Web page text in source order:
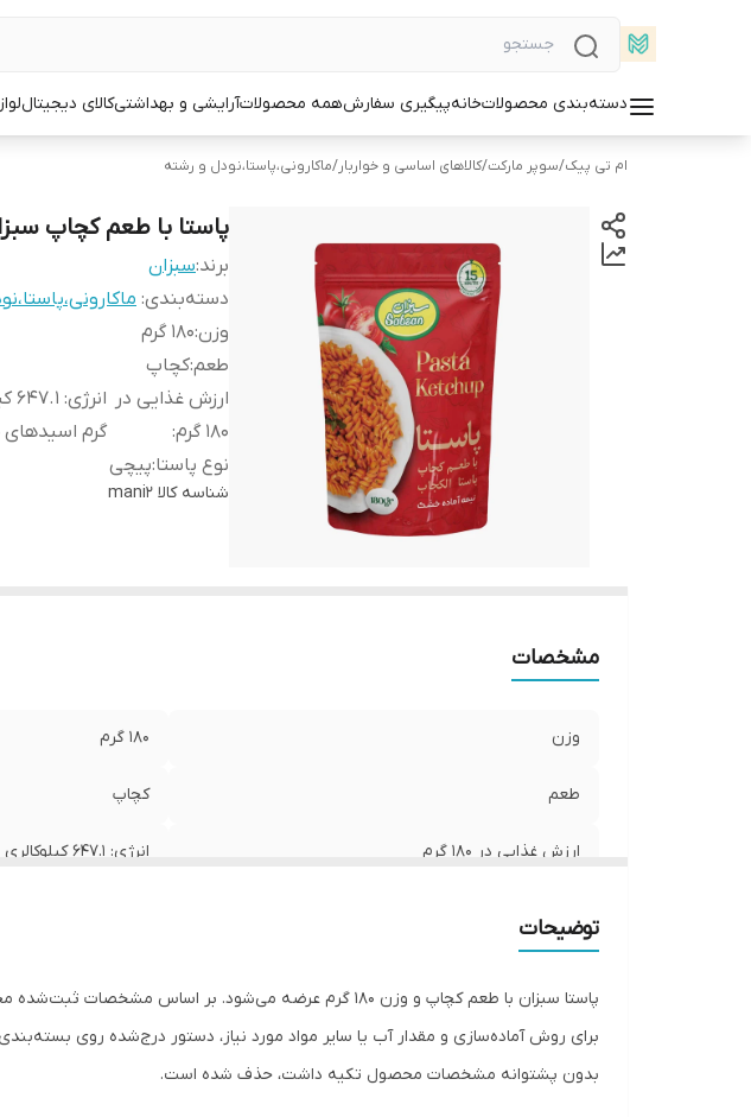
دسته‌بندی محصولاتخانهپیگیری سفارشهمه محصولاتآرایشی و بهداشتیکالای دیجیتال
ام تی پیک/سوپر مارکت/کالاهای اساسی و خواربار/ماکارونی،پاستا،نودل و رشته
پاستا با طعم کچاپ سبزان 180 گرم |
برند:سبزان
دسته‌بندی:
وزن:180 گرم
طعم:کچاپ
ارزش غذایی در
180 گرم
:
گرم اسیدهای
نوع پاستا:پیچی
شناسه کالا mani2
مشخصات
وزن 180 گرم
طعم کچاپ
ارزش غذایی در 180 گرم انرژی: ۶۴۷.۱ کیلوکالری قند: ۱۷.۷۳ گرم چربی: ۷.۰۲ گرم نمک: ۲.۱۱ گرم اسیدهای چرب ترانس: ۰ گرم
توضیحات
پاستا سبزان با طعم کچاپ و وزن 180 گرم عرضه می‌شود. بر اساس مشخصات ثبت‌شده محصول، شکل پاستا پیچی و طعم آن کچاپ است.
برای روش آماده‌سازی و مقدار آب یا سایر مواد مورد نیاز، دستور درج‌شده روی
بدون پشتوانه مشخصات محصول تکیه داشت، حذف شده است.